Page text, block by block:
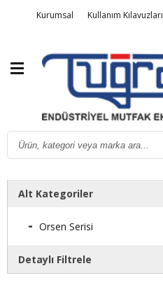
ÜrünleriKurumsal Kullanım Kılavuzları
Alt Kategoriler
Orsen Serisi
Detaylı Filtrele